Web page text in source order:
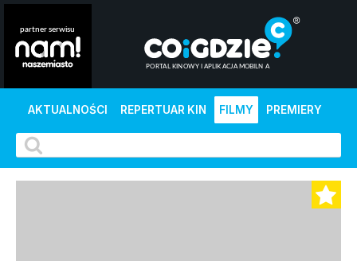
AKTUALNOŚCI REPERTUAR KIN FILMY PREMIERY